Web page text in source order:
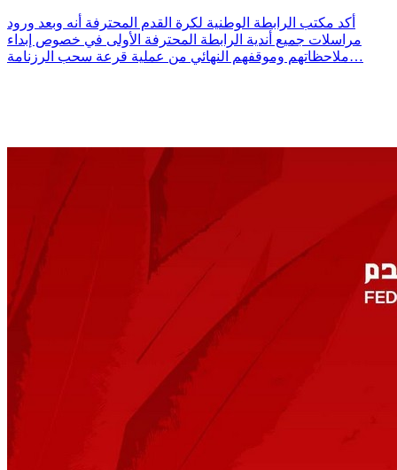
أكد مكتب الرابطة الوطنية لكرة القدم المحترفة أنه وبعد ورود
مراسلات جميع أندية الرابطة المحترفة الأولى في خصوص إبداء
ملاحظاتهم وموقفهم النهائي من عملية قرعة سحب الرزنامة…